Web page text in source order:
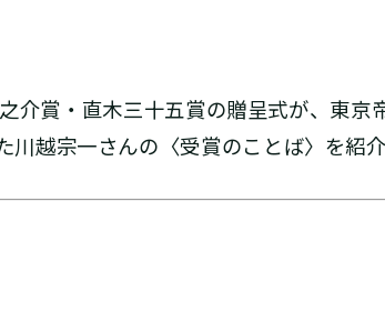
賞・直木三十五賞の贈呈式が、東京
川越宗一さんの〈受賞のことば〉を紹介